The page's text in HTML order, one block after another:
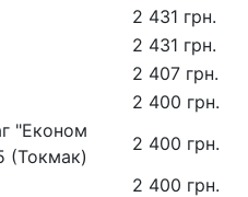
2 431 грн.
2 431 грн.
2 407 грн.
2 400 грн.
"Економ
(Токмак)
2 400 грн.
2 400 грн.